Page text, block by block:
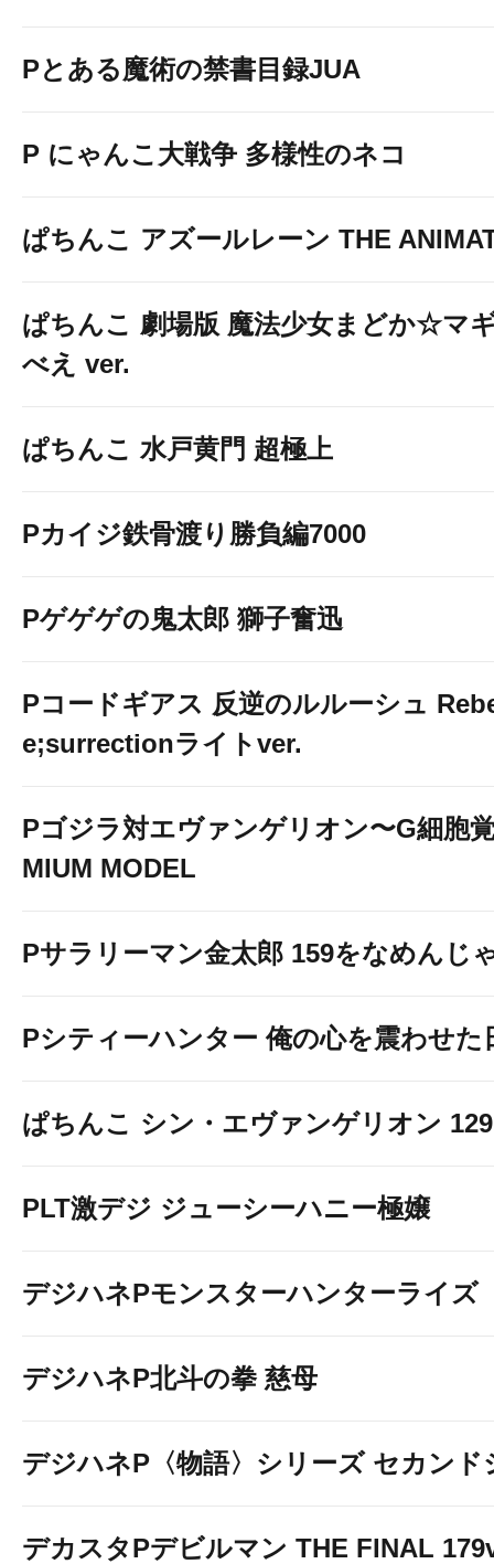
Pとある魔術の禁書目録JUA
P にゃんこ大戦争 多様性のネコ
ぱちんこ アズールレーン THE
ぱちんこ 劇場版 魔法少女まどか☆マ
べえ ver.
ぱちんこ 水戸黄門 超極上
Pカイジ鉄骨渡り勝負編7000
Pゲゲゲの鬼太郎 獅子奮迅
Pコードギアス 反逆のルルーシュ
e;surrectionライトver.
Pゴジラ対エヴァンゲリオン〜G細胞
MIUM MODEL
Pサラリーマン金太郎 159をなめんじ
Pシティーハンター 俺の心を震わせた
ぱちんこ シン・エヴァンゲリオン
PLT激デジ ジューシーハニー極嬢
デジハネPモンスターハンターライズ
デジハネP北斗の拳 慈母
デジハネP〈物語〉シリーズ セカンド
デカスタPデビルマン THE FINAL